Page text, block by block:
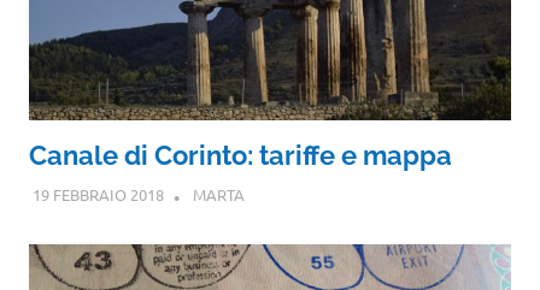
Canale di Corinto: tariffe e mappa
19 FEBBRAIO 2018 MARTA